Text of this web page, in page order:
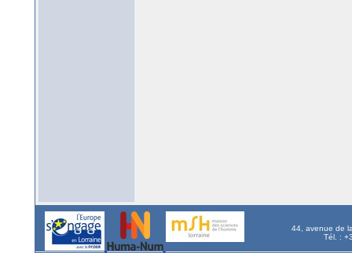
44, avenue de
Tél. :